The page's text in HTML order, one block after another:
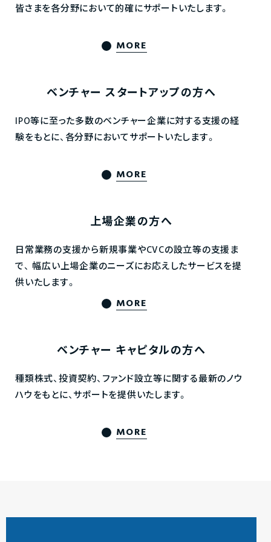
皆さまを各分野において的確にサポートいたします。
MORE
ベンチャー スタートアップの方へ
IPO等に至った多数のベンチャー企業に対する支援の経
験をもとに、各分野においてサポートいたします。
MORE
上場企業の方へ
日常業務の支援から新規事業やCVCの設立等の支援ま
で、 幅広い上場企業のニーズにお応えしたサービスを提
供いたします。
MORE
ベンチャー キャピタルの方へ
種類株式、投資契約、ファンド設立等に関する最新のノウ
ハウをもとに、サポートを提供いたします。
MORE